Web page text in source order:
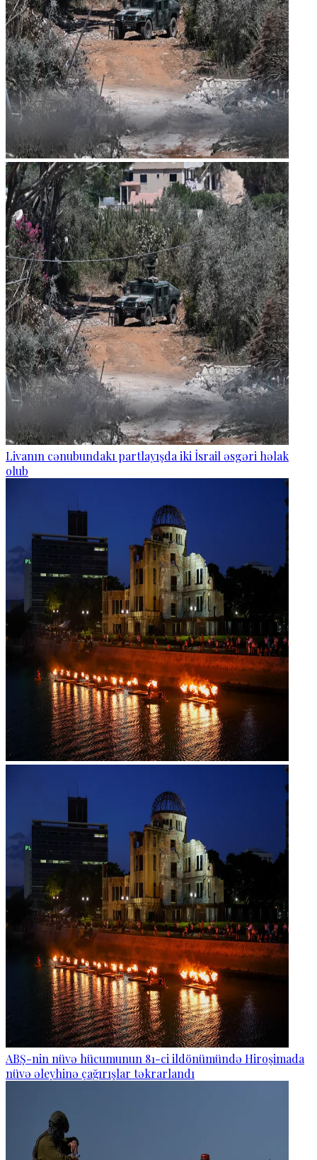
Livanın cənubundakı partlayışda iki İsrail əsgəri həlak
olub
ABŞ-nin nüvə hücumunun 81-ci ildönümündə Hiroşimada
nüvə əleyhinə çağırışlar təkrarlandı